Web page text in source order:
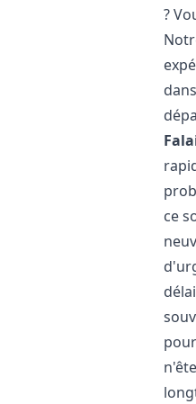
?
ce